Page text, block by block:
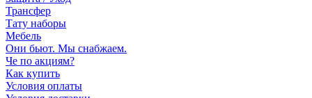
Трансфер
Тату наборы
Мебель
Они бьют. Мы снабжаем.
Че по акциям?
Как купить
Условия оплаты